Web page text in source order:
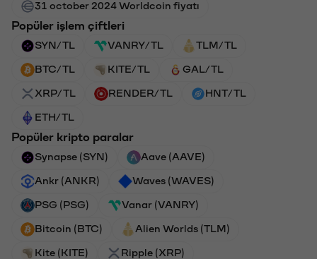
31 october 2024 Worldcoin fiyatı
Popüler işlem çiftleri
SYN/TL VANRY/TL TLM/TL
BTC/TL KITE/TL GAL/TL
XRP/TL RENDER/TL HNT/TL
ETH/TL
Popüler kripto paralar
Synapse (SYN) Aave (AAVE)
Ankr (ANKR) Waves (WAVES)
PSG (PSG) Vanar (VANRY)
Bitcoin (BTC) Alien Worlds (TLM)
Kite (KITE) Ripple (XRP)